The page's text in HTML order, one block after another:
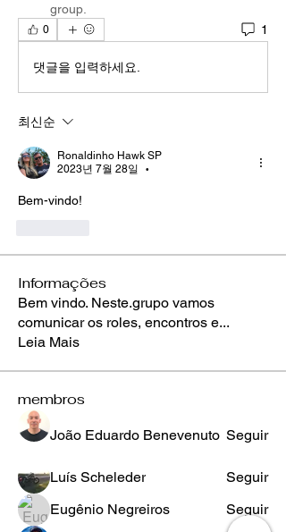
group.
0 1
댓글을 입력하세요.
최신순
Ronaldinho Hawk SP
2023년 7월 28일
•
Bem-vindo!
Informações
Bem vindo. Neste.grupo vamos
comunicar os roles, encontros e...
Leia Mais
membros
João Eduardo Benevenuto Seguir
Luís Scheleder
Seguir
Eugênio Negreiros
Seguir